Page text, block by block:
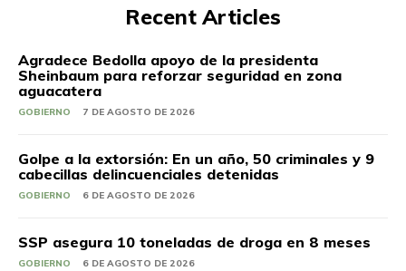
Recent Articles
Agradece Bedolla apoyo de la presidenta
Sheinbaum para reforzar seguridad en zona
aguacatera
GOBIERNO 7 DE AGOSTO DE 2026
Golpe a la extorsión: En un año, 50 criminales y 9
cabecillas delincuenciales detenidas
GOBIERNO 6 DE AGOSTO DE 2026
SSP asegura 10 toneladas de droga en 8 meses
GOBIERNO 6 DE AGOSTO DE 2026